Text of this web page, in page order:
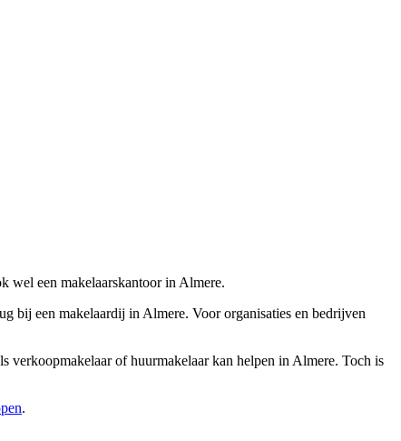
wel een makelaarskantoor in Almere.
bij een makelaardij in Almere. Voor organisaties en bedrijven
verkoopmakelaar of huurmakelaar kan helpen in Almere. Toch is
.